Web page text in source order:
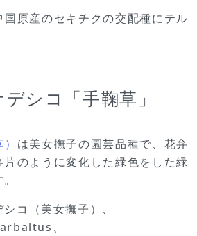
国原産のセキチクの交配種にテル
シコ「手鞠草」
は美女撫子の園芸品種で、花弁
のように変化した緑色をした緑
コ（美女撫子）、
、